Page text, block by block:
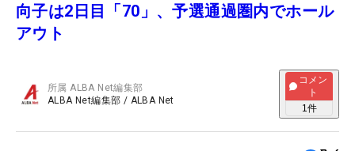
向子は2日目「70」、予選通過圏内でホール
アウト
所属ALBA Net編集部
ALBA Net編集部 / ALBA Net
コメン
ト
1件